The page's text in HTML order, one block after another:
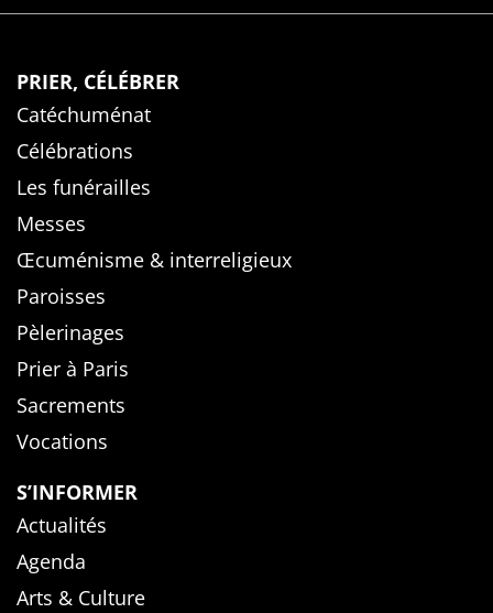
PRIER, CÉLÉBRER
Catéchuménat
Célébrations
Les funérailles
Messes
Œcuménisme & interreligieux
Paroisses
Pèlerinages
Prier à Paris
Sacrements
Vocations
S’INFORMER
Actualités
Agenda
Arts & Culture